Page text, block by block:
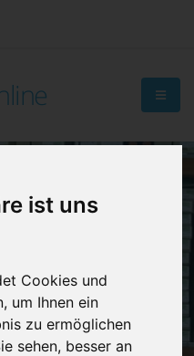
ist uns
Cookies und
um Ihnen ein
zu ermöglichen
sehen, besser an